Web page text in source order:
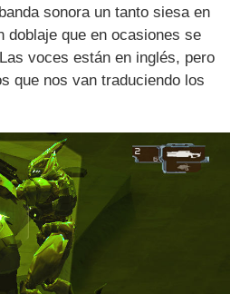
sonora un tanto siesa en
doblaje que en ocasiones se
voces están en inglés, pero
que nos van traduciendo los